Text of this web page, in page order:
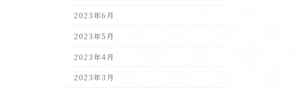
2023年6月
2023年5月
2023年4月
2023年3月